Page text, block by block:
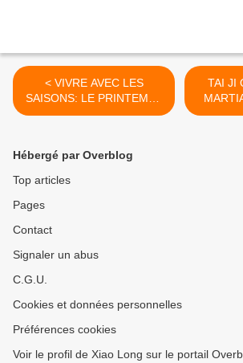
< VIVRE AVEC LES
SAISONS: LE PRINTEMPS
est de retour
TAI JI
Hébergé par Overblog
Top articles
Pages
Contact
Signaler un abus
C.G.U.
Cookies et données personnelles
Préférences cookies
Voir le profil de Xiao Long sur le portail